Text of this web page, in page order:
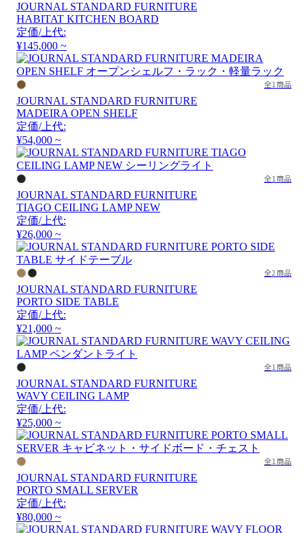
JOURNAL STANDARD FURNITURE
HABITAT KITCHEN BOARD
定価/上代:
¥145,000 ~
全1商品
JOURNAL STANDARD FURNITURE
MADEIRA OPEN SHELF
定価/上代:
¥54,000 ~
全1商品
JOURNAL STANDARD FURNITURE
TIAGO CEILING LAMP NEW
定価/上代:
¥26,000 ~
全2商品
JOURNAL STANDARD FURNITURE
PORTO SIDE TABLE
定価/上代:
¥21,000 ~
全1商品
JOURNAL STANDARD FURNITURE
WAVY CEILING LAMP
定価/上代:
¥25,000 ~
全1商品
JOURNAL STANDARD FURNITURE
PORTO SMALL SERVER
定価/上代:
¥80,000 ~